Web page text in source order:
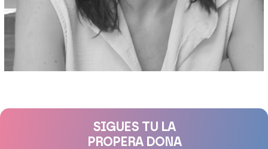
SIGUES TU LA
PROPERA DONA